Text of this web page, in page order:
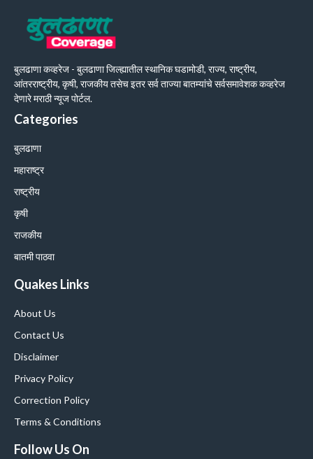
बुलढाणा कव्हरेज - बुलढाणा जिल्ह्यातील स्थानिक घडामोडी, राज्य, राष्ट्रीय,
आंतरराष्ट्रीय, कृषी, राजकीय तसेच इतर सर्व ताज्या बातम्यांचे सर्वसमावेशक कव्हरेज
देणारे मराठी न्यूज पोर्टल.
Categories
बुलढाणा
महाराष्ट्र
राष्ट्रीय
कृषी
राजकीय
बातमी पाठवा
Quakes Links
About Us
Contact Us
Disclaimer
Privacy Policy
Correction Policy
Terms & Conditions
Follow Us On